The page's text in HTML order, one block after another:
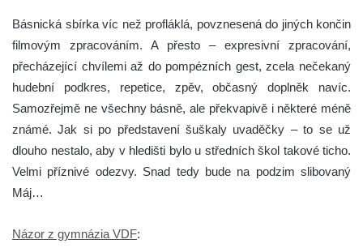
Básnická sbírka víc než profláklá, povznesená do jiných končin
filmovým zpracováním. A přesto – expresivní zpracování,
přecházející chvílemi až do pompézních gest, zcela nečekaný
hudební podkres, repetice, zpěv, občasný doplněk navíc.
Samozřejmě ne všechny básně, ale překvapivě i některé méně
známé. Jak si po představení šuškaly uvaděčky – to se už
dlouho nestalo, aby v hledišti bylo u středních škol takové ticho.
Velmi příznivé odezvy. Snad tedy bude na podzim slibovaný
Máj…
Názor z gymnázia VDF: